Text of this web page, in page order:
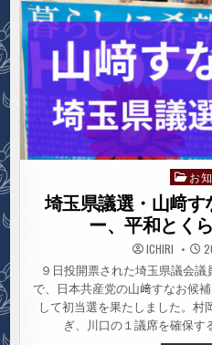
Posted
in
お
埼玉県議選・山﨑す
ー、平和とく
ICHIRI
９日投開票された埼玉県議会
で、日本共産党の山﨑すなお候
して初当選を果たしました。
ぎ、川口の１議席を確保